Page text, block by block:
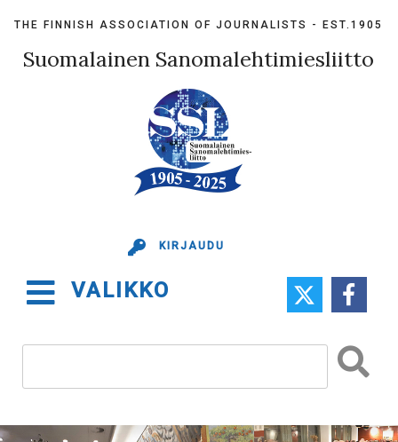
content
THE FINNISH ASSOCIATION OF JOURNALISTS - EST.1905
Suomalainen Sanomalehtimiesliitto
KIRJAUDU
VALIKKO